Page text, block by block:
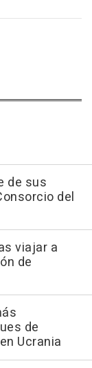
de sus
del
viajar a
de
de
Ucrania